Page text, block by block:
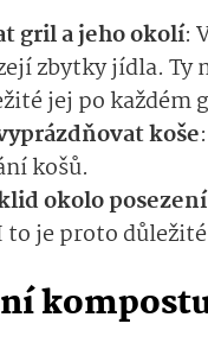
gril a jeho okolí:
zbytky jídla.
jej po
koše
košů.
okolo posezení
to je proto